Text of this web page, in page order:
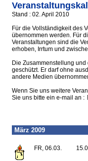
Stand : 02. April 2010
Für die Vollständigkeit des
übernommen werden. Für
Veranstaltungen sind die
erhoben, Irrtum und
Die Zusammenstellung
geschützt. Er darf ohne
andere Medien
Wenn Sie uns weitere
Sie uns bitte ein e-mail an :
März 2009
FR, 06.03.